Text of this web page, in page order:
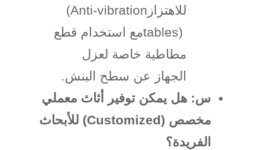
للاهتزاز (Anti-vibration
tables)مع استخدام قطع
مطاطية خاصة لعزل
الجهاز عن سطح البنش.
س: هل يمكن توفير أثاث معملي
مخصص (Customized) للأبحاث
الفريدة؟